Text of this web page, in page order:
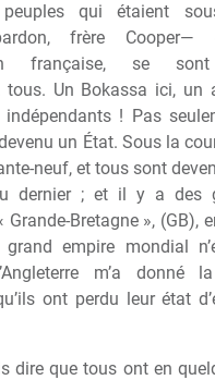
qui étaient
frère
française, se
tous. Un Bokassa ici, un
indépendants ! Pas
un État. Sous la
neuf, et tous sont
dernier ; et il y a des
Bretagne », (GB),
empire mondial
m’a
ont perdu leur état
dire que tous ont en